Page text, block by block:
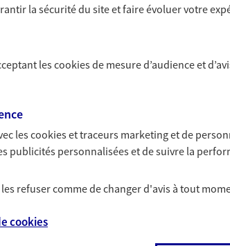
vos proches
vie
sécurisez vos ressources
d'accident, d'invalidité,
la sécurité du site et faire évoluer votre
lescookiesde mesure d’audience et
lescookies et traceurs marketing et de
publicités personnalisées et de suivre la
refuser comme de changer d'avis à tout
cookies